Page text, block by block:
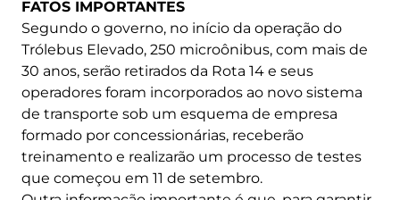
FATOS IMPORTANTES
Segundo o governo, no início da operação do
Trólebus Elevado, 250 microônibus, com mais de
30 anos, serão retirados da Rota 14 e seus
operadores foram incorporados ao novo sistema
de transporte sob um esquema de empresa
formado por concessionárias, receberão
treinamento e realizarão um processo de testes
que começou em 11 de setembro.